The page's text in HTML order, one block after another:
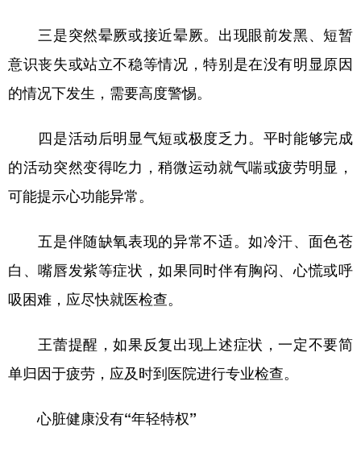
三是突然晕厥或接近晕厥。出现眼前发黑、短暂
意识丧失或站立不稳等情况，特别是在没有明显原因
的情况下发生，需要高度警惕。
四是活动后明显气短或极度乏力。平时能够完成
的活动突然变得吃力，稍微运动就气喘或疲劳明显，
可能提示心功能异常。
五是伴随缺氧表现的异常不适。如冷汗、面色苍
白、嘴唇发紫等症状，如果同时伴有胸闷、心慌或呼
吸困难，应尽快就医检查。
王蕾提醒，如果反复出现上述症状，一定不要简
单归因于疲劳，应及时到医院进行专业检查。
心脏健康没有“年轻特权”